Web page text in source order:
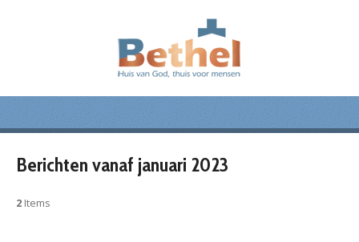
Berichten vanaf januari 2023
2 Items